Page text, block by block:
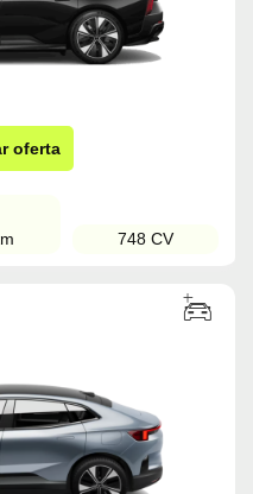
oferta
748 CV